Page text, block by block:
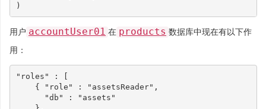
)
用户 accountUser01 在 products 数据库中现在有以下作
用：
"roles" :
[
{
"role" : "assetsReader" ,
"db"
:
"assets"